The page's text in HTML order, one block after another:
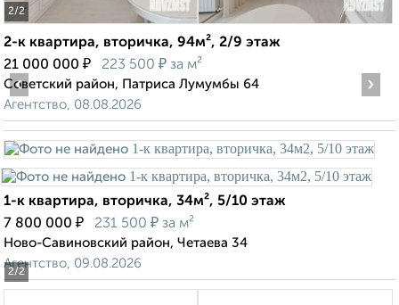
2/2
2-к квартира, вторичка, 94м², 2/9 этаж
21 000 000 ₽ 223 500 ₽ за м²
Советский район, Патриса Лумумбы 64
Агентство, 08.08.2026
2/2
‹ ›
1-к квартира, вторичка, 34м², 5/10 этаж
7 800 000 ₽ 231 500 ₽ за м²
Ново-Савиновский район, Четаева 34
Агентство, 09.08.2026